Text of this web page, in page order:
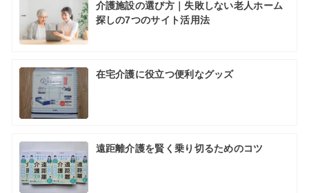
介護施設の選び方｜失敗しない老人ホーム
探しの7つのサイト活用法
在宅介護に役立つ便利なグッズ
遠距離介護を賢く乗り切るためのコツ